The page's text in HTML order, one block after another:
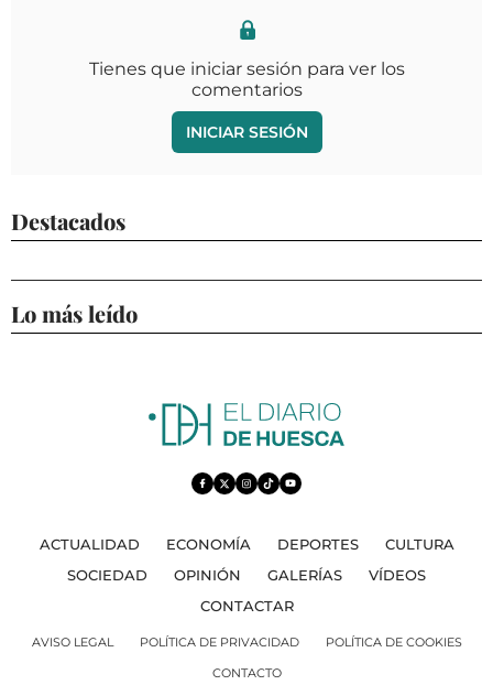
Tienes que iniciar sesión para ver los
comentarios
INICIAR SESIÓN
Destacados
Lo más leído
ACTUALIDAD ECONOMÍA DEPORTES
CULTURA
SOCIEDAD
OPINIÓN GALERÍAS
VÍDEOS
CONTACTAR
AVISO LEGAL POLÍTICA DE PRIVACIDAD
POLÍTICA DE COOKIES
CONTACTO